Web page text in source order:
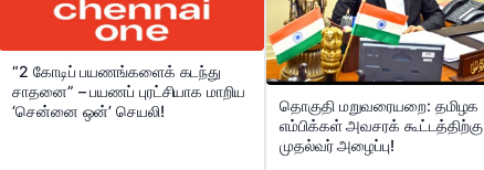
“2 கோடிப் பயணங்களைக் கடந்து
சாதனை” – பயணப் புரட்சியாக மாறிய
‘சென்னை ஒன்’ செயலி!
தொகுதி மறுவரையறை: தமிழக
எம்பிக்கள் அவசரக் கூட்டத்திற்கு
முதல்வர் அழைப்பு!